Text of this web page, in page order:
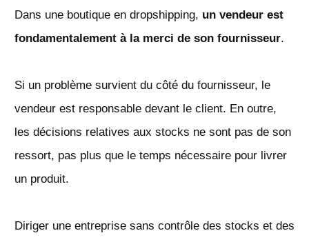
Dans une boutique en dropshipping, un vendeur est
fondamentalement à la merci de son fournisseur.
Si un problème survient du côté du fournisseur, le
vendeur est responsable devant le client. En outre,
les décisions relatives aux stocks ne sont pas de son
ressort, pas plus que le temps nécessaire pour livrer
un produit.
Diriger une entreprise sans contrôle des stocks et des